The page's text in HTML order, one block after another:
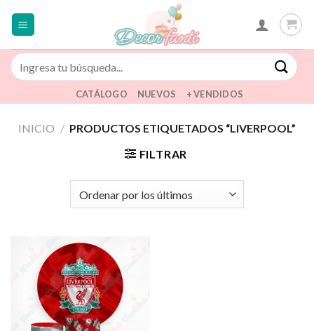
Buscar
por:
CATÁLOGO NUEVOS + VENDIDOS
INICIO / PRODUCTOS ETIQUETADOS “LIVERPOOL”
FILTRAR